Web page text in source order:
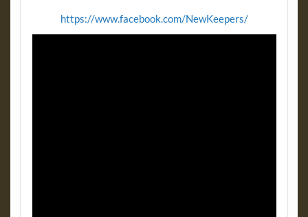
https://www.facebook.com/NewKeepers/